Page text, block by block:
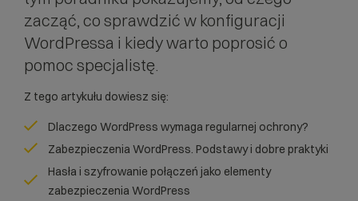
zacząć, co sprawdzić w konfiguracji
WordPressa i kiedy warto poprosić o
pomoc specjalistę.
Z tego artykułu dowiesz się:
Dlaczego WordPress wymaga regularnej ochrony?
Zabezpieczenia WordPress. Podstawy i dobre praktyki
Hasła i szyfrowanie połączeń jako elementy
zabezpieczenia WordPress